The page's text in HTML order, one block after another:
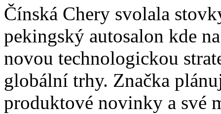
Čínská Chery svolala
pekingský autosalon kde
novou technologickou
globální trhy. Značka
produktové novinky a své